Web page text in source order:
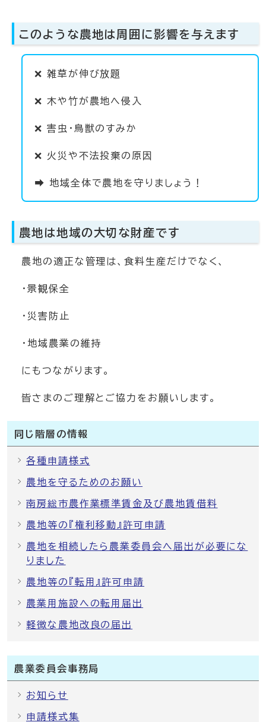
このような農地は周囲に影響を与えます
❌ 雑草が伸び放題
❌ 木や竹が農地へ侵入
❌ 害虫・鳥獣のすみか
❌ 火災や不法投棄の原因
➡ 地域全体で農地を守りましょう！
農地は地域の大切な財産です
農地の適正な管理は、食料生産だけでなく、
・景観保全
・災害防止
・地域農業の維持
にもつながります。
皆さまのご理解とご協力をお願いします。
同じ階層の情報
各種申請様式
農地を守るためのお願い
南房総市農作業標準賃金及び農地賃借料
農地等の『権利移動』許可申請
農地を相続したら農業委員会へ届出が必要にな
りました
農地等の『転用』許可申請
農業用施設への転用届出
軽微な農地改良の届出
農業委員会事務局
お知らせ
申請様式集